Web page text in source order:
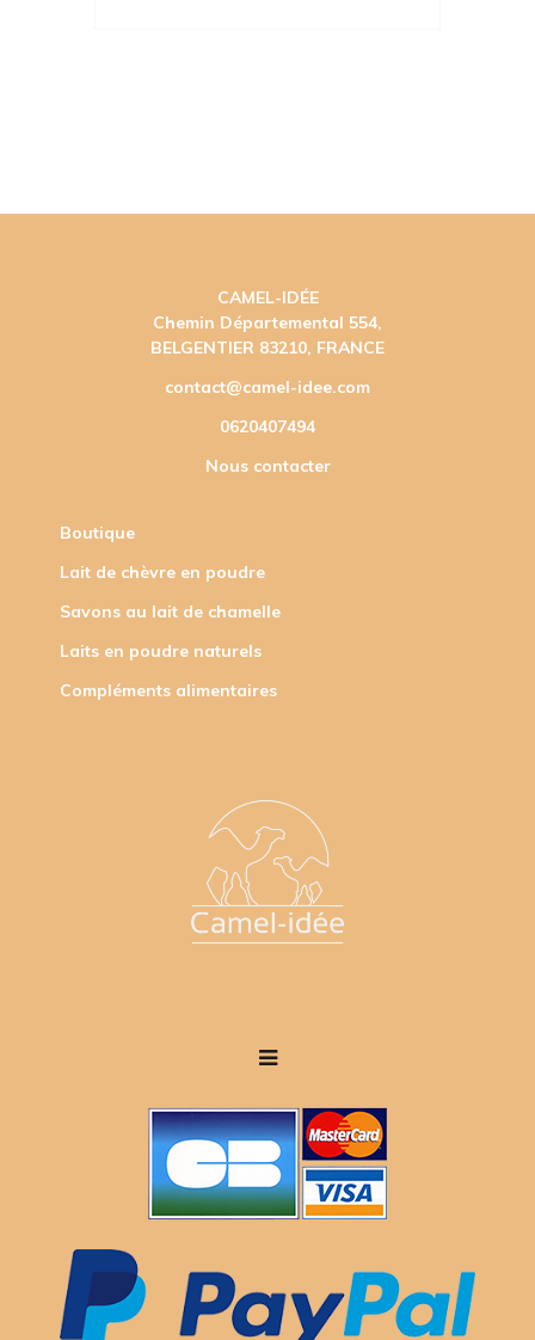
CAMEL-IDÉE
Chemin Départemental 554,
BELGENTIER 83210, FRANCE
contact@camel-idee.com
0620407494
Nous contacter
Boutique
Lait de chèvre en poudre
Savons au lait de chamelle
Laits en poudre naturels
Compléments alimentaires